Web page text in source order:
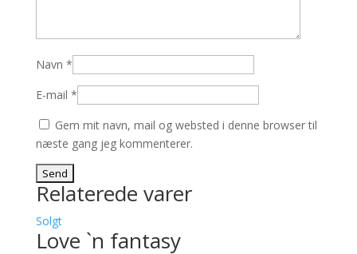
Navn *
E-mail *
Gem mit navn, mail og websted i denne browser til
næste gang jeg kommenterer.
Relaterede varer
Solgt
Love `n fantasy